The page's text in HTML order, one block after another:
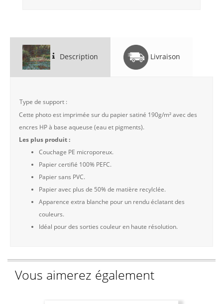
Description Livraison
Type de support :
Cette photo est imprimée sur du papier satiné 190g/m² avec des
encres HP à base aqueuse (eau et pigments).
Les plus produit :
Couchage PE microporeux.
Papier certifié 100% PEFC.
Papier sans PVC.
Papier avec plus de 50% de matière recylclée.
Apparence extra blanche pour un rendu éclatant des
couleurs.
Idéal pour des sorties couleur en haute résolution.
Vous aimerez également